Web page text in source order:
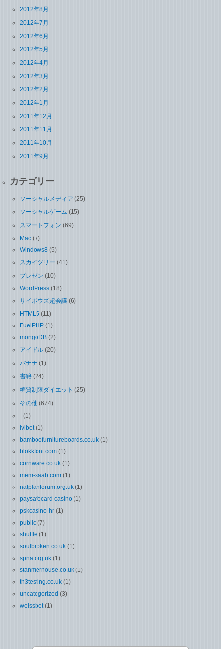
2012年8月
2012年7月
2012年6月
2012年5月
2012年4月
2012年3月
2012年2月
2012年1月
2011年12月
2011年11月
2011年10月
2011年9月
カテゴリー
ソーシャルメディア (25)
ソーシャルゲーム (15)
スマートフォン (69)
Mac (7)
Windows8 (5)
スカイツリー (41)
プレゼン (10)
WordPress (18)
サイボウズ超会議 (6)
HTML5 (11)
FuelPHP (1)
mongoDB (2)
アイドル (20)
バナナ (1)
書籍 (24)
糖質制限ダイエット (25)
その他 (674)
- (1)
Ivibet (1)
bamboofurnitureboards.co.uk (1)
blokkfont.com (1)
cornware.co.uk (1)
mem-saab.com (1)
natplanforum.org.uk (1)
paysafecard casino (1)
pskcasino-hr (1)
public (7)
shuffle (1)
soulbroken.co.uk (1)
spna.org.uk (1)
stanmerhouse.co.uk (1)
th3testing.co.uk (1)
uncategorized (3)
weissbet (1)